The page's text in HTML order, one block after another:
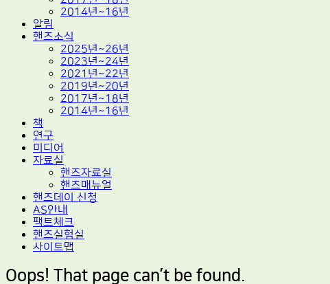
2014년~16년
알림
핸즈소식
2025년~26년
2023년~24년
2021년~22년
2019년~20년
2017년~18년
2014년~16년
책
연구
미디어
자료실
핸즈자료실
핸즈매뉴얼
핸즈데이 신청
AS안내
팩트체크
핸즈실험실
사이트맵
Oops! That page can’t be found.